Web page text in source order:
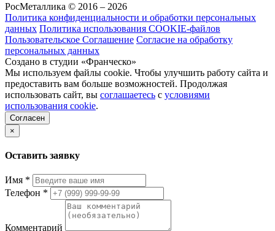
РосМеталлика © 2016 – 2026
Политика конфиденциальности и обработки персональных
данных Политика использования COOKIE-файлов
Пользовательское Соглашение Согласие на обработку
персональных данных
Создано в студии «Франческо»
Мы используем файлы cookie. Чтобы улучшить работу сайта и
предоставить вам больше возможностей. Продолжая
использовать сайт, вы соглашаетесь с условиями
использования cookie.
Согласен
×
Оставить заявку
Имя *
Телефон *
Комментарий